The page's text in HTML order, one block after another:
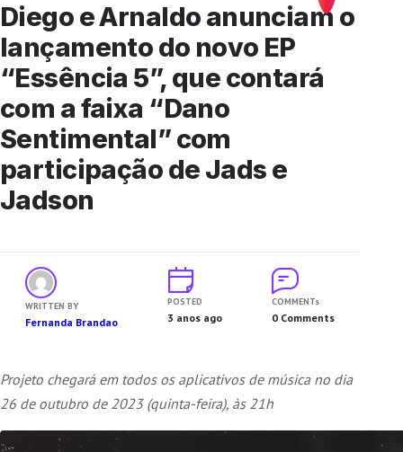
Diego e Arnaldo anunciam o
lançamento do novo EP
“Essência 5”, que contará
com a faixa “Dano
Sentimental” com
participação de Jads e
Jadson
WRITTEN BY
Fernanda Brandao
POSTED
3 anos ago
COMMENTs
0 Comments
Projeto chegará em todos os aplicativos de música no dia
26 de outubro de 2023 (quinta-feira), às 21h